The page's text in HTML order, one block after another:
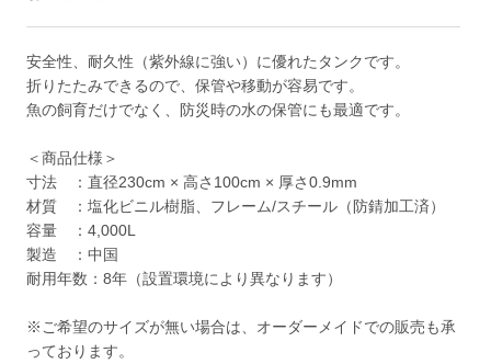
安全性、耐久性（紫外線に強い）に優れたタンクです。
折りたたみできるので、保管や移動が容易です。
魚の飼育だけでなく、防災時の水の保管にも最適です。
＜商品仕様＞
寸法 ：直径230cm × 高さ100cm × 厚さ0.9mm
材質 ：塩化ビニル樹脂、フレーム/スチール（防錆加工済）
容量 ：4,000L
製造 ：中国
耐用年数：8年（設置環境により異なります）
※ご希望のサイズが無い場合は、オーダーメイドでの販売も承
っております。